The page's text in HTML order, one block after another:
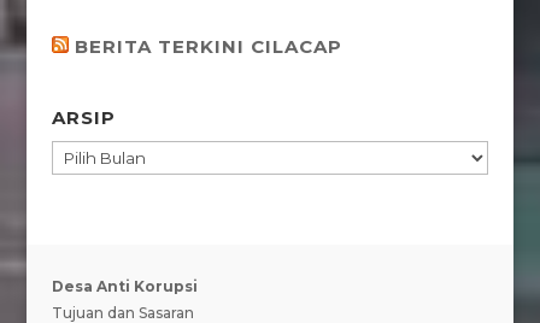
BERITA TERKINI CILACAP
ARSIP
ARSIP
Desa Anti Korupsi
Tujuan dan Sasaran